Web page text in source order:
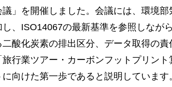
」を開催しました。会議には、環境
、ISO14067の最新基準を参照しなが
酸化炭素の排出区分、データ取得の
行業ツアー・カーボンフットプリン
向けた第一歩であると説明していま